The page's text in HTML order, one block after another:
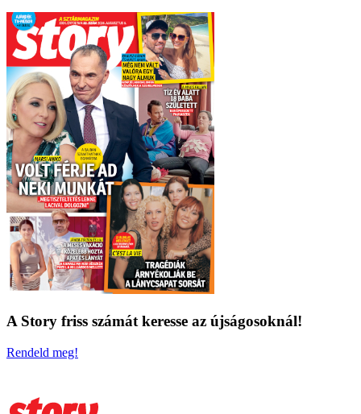
A Story friss számát keresse az újságosoknál!
Rendeld meg!